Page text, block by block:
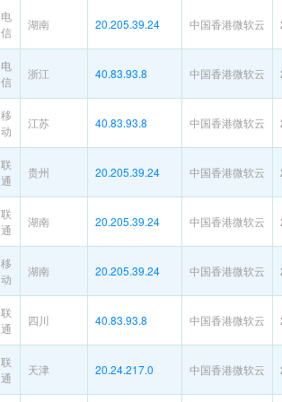
电
信
湖南 20.205.39.24 中国香港微软云
电
信
浙江 40.83.93.8 中国香港微软云
移
动
江苏 40.83.93.8 中国香港微软云
联
通
贵州 20.205.39.24 中国香港微软云
联
通
湖南 20.205.39.24 中国香港微软云
移
动
湖南 20.205.39.24 中国香港微软云
联
通
四川 40.83.93.8 中国香港微软云
联
通
天津 20.24.217.0 中国香港微软云